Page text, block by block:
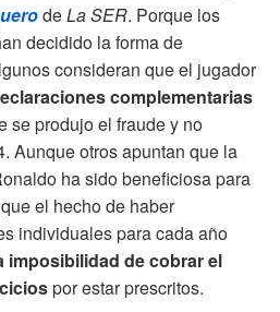
deLa SER. Porque los
decidido la forma de
consideran que el jugador
complementarias
se produjo el fraude y no
Aunque otros apuntan que la
ha sido beneficiosa para
el hecho de haber
individuales para cada año
imposibilidad de cobrar el
por estar prescritos.